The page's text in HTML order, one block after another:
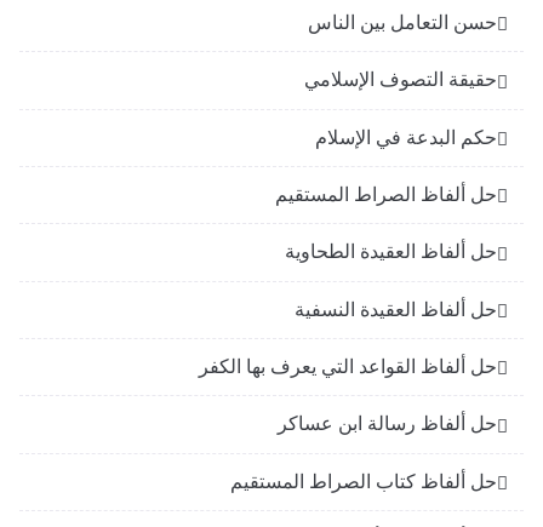
حسن التعامل بين الناس
حقيقة التصوف الإسلامي
حكم البدعة في الإسلام
حل ألفاظ الصراط المستقيم
حل ألفاظ العقيدة الطحاوية
حل ألفاظ العقيدة النسفية
حل ألفاظ القواعد التي يعرف بها الكفر
حل ألفاظ رسالة ابن عساكر
حل ألفاظ كتاب الصراط المستقيم